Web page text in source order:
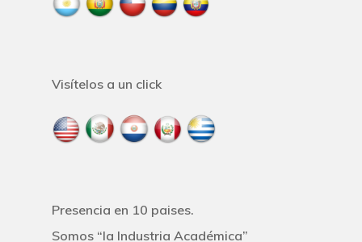
Visítelos a un click
Presencia en 10 paises.
Somos “la Industria Académica”